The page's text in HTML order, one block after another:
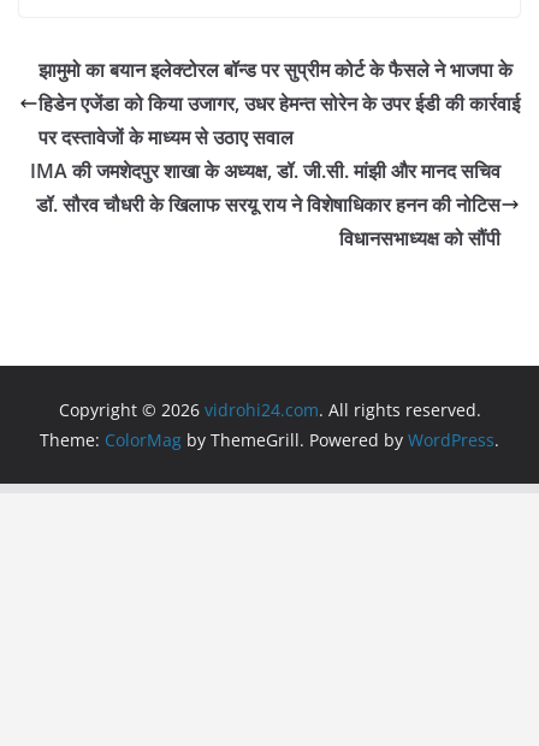
e
b
o
o
k
er s
A
p
p
gr
a
m
l e
झामुमो का बयान इलेक्टोरल बॉन्ड पर सुप्रीम कोर्ट के फैसले ने भाजपा के
हिडेन एजेंडा को किया उजागर, उधर हेमन्त सोरेन के उपर ईडी की कार्रवाई
पर दस्तावेजों के माध्यम से उठाए सवाल
IMA की जमशेदपुर शाखा के अध्यक्ष, डॉ. जी.सी. मांझी और मानद सचिव
डॉ. सौरव चौधरी के खिलाफ सरयू राय ने विशेषाधिकार हनन की नोटिस
विधानसभाध्यक्ष को सौंपी
Copyright © 2026 vidrohi24.com. All rights reserved.
Theme: ColorMag by ThemeGrill. Powered by WordPress.